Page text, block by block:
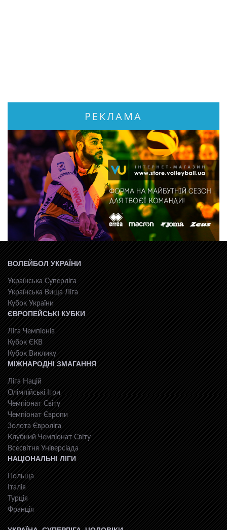
РЕКЛАМА
ВОЛЕЙБОЛ УКРАЇНИ
Українська Суперліга
Українська Вища Ліга
Кубок України
ЄВРОПЕЙСЬКІ КУБКИ
Ліга Чемпіонів
Кубок ЄКВ
Кубок Виклику
МІЖНАРОДНІ ЗМАГАННЯ
Ліга Націй
Олімпійські Ігри
Чемпіонат Світу
Чемпіонат Європи
Золота Євроліга
Клубний Чемпіонат Світу
Всесвiтня Унiверсiaда
НАЦІОНАЛЬНІ ЛІГИ
Польща
Італія
Турція
Франція